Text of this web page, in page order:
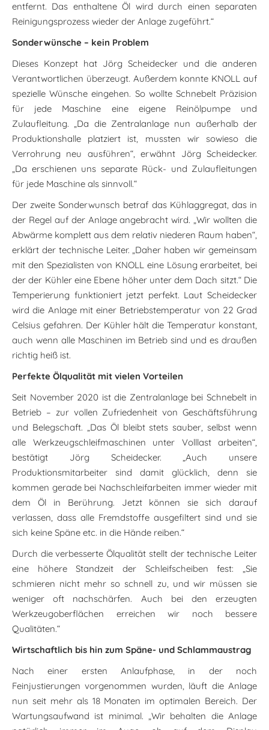
entfernt. Das enthaltene Öl wird durch einen separaten
Reinigungsprozess wieder der Anlage zugeführt.“
Sonderwünsche – kein Problem
Dieses Konzept hat Jörg Scheidecker und die anderen
Verantwortlichen überzeugt. Außerdem konnte KNOLL auf
spezielle Wünsche eingehen. So wollte Schnebelt Präzision
für jede Maschine eine eigene Reinölpumpe und
Zulaufleitung. „Da die Zentralanlage nun außerhalb der
Produktionshalle platziert ist, mussten wir sowieso die
Verrohrung neu ausführen“, erwähnt Jörg Scheidecker.
„Da erschienen uns separate Rück- und Zulaufleitungen
für jede Maschine als sinnvoll.“
Der zweite Sonderwunsch betraf das Kühlaggregat, das in
der Regel auf der Anlage angebracht wird. „Wir wollten die
Abwärme komplett aus dem relativ niederen Raum haben“,
erklärt der technische Leiter. „Daher haben wir gemeinsam
mit den Spezialisten von KNOLL eine Lösung erarbeitet, bei
der der Kühler eine Ebene höher unter dem Dach sitzt.“ Die
Temperierung funktioniert jetzt perfekt. Laut Scheidecker
wird die Anlage mit einer Betriebstemperatur von 22 Grad
Celsius gefahren. Der Kühler hält die Temperatur konstant,
auch wenn alle Maschinen im Betrieb sind und es draußen
richtig heiß ist.
Perfekte Ölqualität mit vielen Vorteilen
Seit November 2020 ist die Zentralanlage bei Schnebelt in
Betrieb – zur vollen Zufriedenheit von Geschäftsführung
und Belegschaft. „Das Öl bleibt stets sauber, selbst wenn
alle Werkzeugschleifmaschinen unter Volllast arbeiten“,
bestätigt Jörg Scheidecker. „Auch unsere
Produktionsmitarbeiter sind damit glücklich, denn sie
kommen gerade bei Nachschleifarbeiten immer wieder mit
dem Öl in Berührung. Jetzt können sie sich darauf
verlassen, dass alle Fremdstoffe ausgefiltert sind und sie
sich keine Späne etc. in die Hände reiben.“
Durch die verbesserte Ölqualität stellt der technische Leiter
eine höhere Standzeit der Schleifscheiben fest: „Sie
schmieren nicht mehr so schnell zu, und wir müssen sie
weniger oft nachschärfen. Auch bei den erzeugten
Werkzeugoberflächen erreichen wir noch bessere
Qualitäten.“
Wirtschaftlich bis hin zum Späne- und Schlammaustrag
Nach einer ersten Anlaufphase, in der noch
Feinjustierungen vorgenommen wurden, läuft die Anlage
nun seit mehr als 18 Monaten im optimalen Bereich. Der
Wartungsaufwand ist minimal. „Wir behalten die Anlage